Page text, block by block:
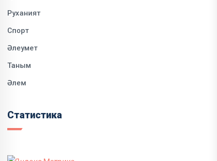
Руханият
Спорт
Әлеумет
Таным
Әлем
Статистика